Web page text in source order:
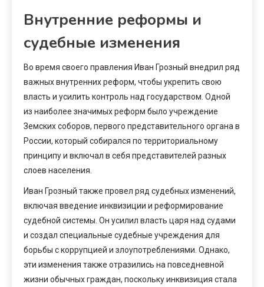
Внутренние реформы и
судебные изменения
Во время своего правления Иван Грозный внедрил ряд
важных внутренних реформ, чтобы укрепить свою
власть и усилить контроль над государством. Одной
из наиболее значимых реформ было учреждение
Земских соборов, первого представительного органа в
России, который собирался по территориальному
принципу и включал в себя представителей разных
слоев населения.
Иван Грозный также провел ряд судебных изменений,
включая введение инквизиции и реформирование
судебной системы. Он усилил власть царя над судами
и создал специальные судебные учреждения для
борьбы с коррупцией и злоупотреблениями. Однако,
эти изменения также отразились на повседневной
жизни обычных граждан, поскольку инквизиция стала